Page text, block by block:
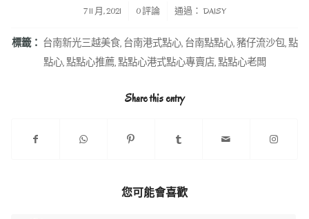
7 11 月, 2021
/ 0 評論 通過： DAISY
標籤： 台南新光三越美食, 台南港式點心, 台南點點心,豬仔流沙包,點
點心,點點心推薦,點點心港式點心專賣店,點點心老闆
Share this entry
您可能會喜歡